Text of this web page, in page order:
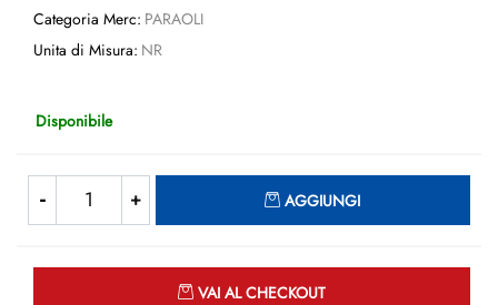
Categoria Merc: PARAOLI
Unita di Misura: NR
Disponibile
AGGIUNGI
VAI AL CHECKOUT